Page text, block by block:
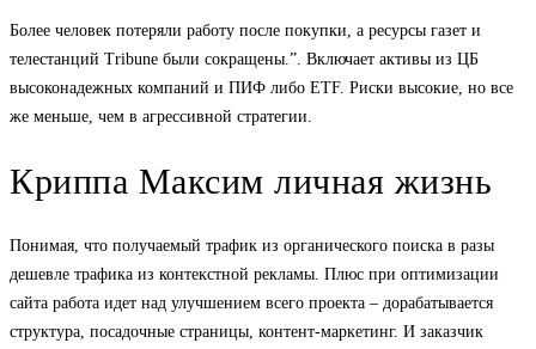
Более человек потеряли работу после покупки, а ресурсы газет и
телестанций Tribune были сокращены.”. Включает активы из ЦБ
высоконадежных компаний и ПИФ либо ETF. Риски высокие, но все
же меньше, чем в агрессивной стратегии.
Криппа Максим личная жизнь
Понимая, что получаемый трафик из органического поиска в разы
дешевле трафика из контекстной рекламы. Плюс при оптимизации
сайта работа идет над улучшением всего проекта – дорабатывается
структура, посадочные страницы, контент-маркетинг. И заказчик